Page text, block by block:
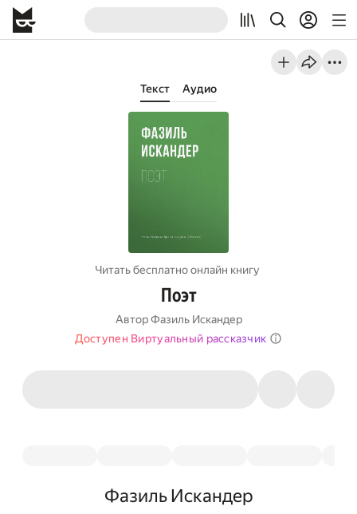
Текст Аудио
Читать бесплатно онлайн книгу
Поэт
Автор Фазиль Искандер
Доступен Виртуальный рассказчик
Фазиль Искандер